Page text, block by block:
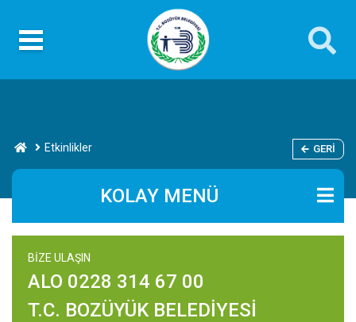
Etkinlikler GERI
KOLAY MENÜ
BİZE ULAŞIN
ALO 0228 314 67 00
T.C. BOZÜYÜK BELEDİYESİ